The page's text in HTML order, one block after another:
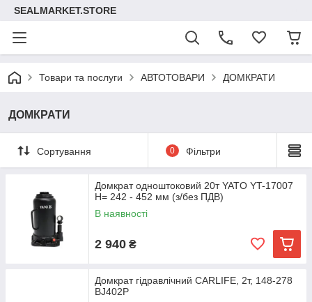
SEALMARKET.STORE
Товари та послуги АВТОТОВАРИ ДОМКРАТИ
ДОМКРАТИ
Сортування 0 Фільтри
Домкрат одноштоковий 20т YATO YT-17007
H= 242 - 452 мм (з/без ПДВ)
В наявності
2 940 ₴
Домкрат гідравлічний CARLIFE, 2т, 148-278
BJ402P